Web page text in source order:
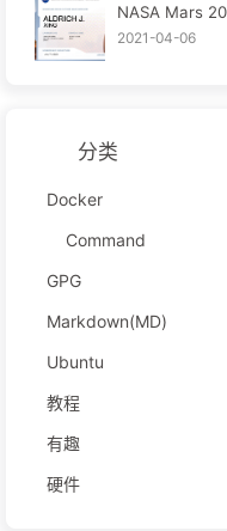
NASA Mars
2021-04-06
分类
Docker
Command
GPG
Markdown(MD)
Ubuntu
教程
有趣
硬件